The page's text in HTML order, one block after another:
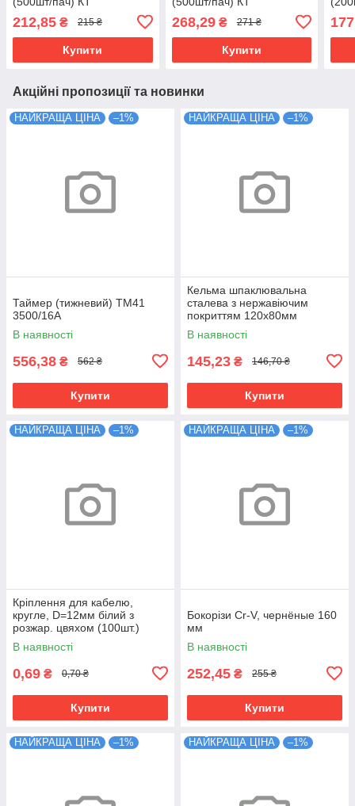
212,85 ₴ 215 ₴
Купити
268,29₴ 271 ₴
Купити
Акційні пропозиції та новинки
НАЙКРАЩА ЦІНА –1%
Таймер (тижневий) ТМ41
3500/16А
В наявності
556,38 ₴ 562 ₴
Купити
НАЙКРАЩА ЦІНА –1%
Кельма шпаклювальна
сталева з нержавіючим
покриттям 120х80мм
В наявності
145,23 ₴ 146,70 ₴
Купити
НАЙКРАЩА ЦІНА –1%
Кріплення для кабелю,
кругле, D=12мм білий з
розжар. цвяхом (100шт.)
В наявності
0,69 ₴ 0,70 ₴
Купити
НАЙКРАЩА ЦІНА –1%
Бокорізи Cr-V, чернёные 160
мм
В наявності
252,45 ₴ 255 ₴
Купити
НАЙКРАЩА ЦІНА –1% НАЙКРАЩА ЦІНА –1%